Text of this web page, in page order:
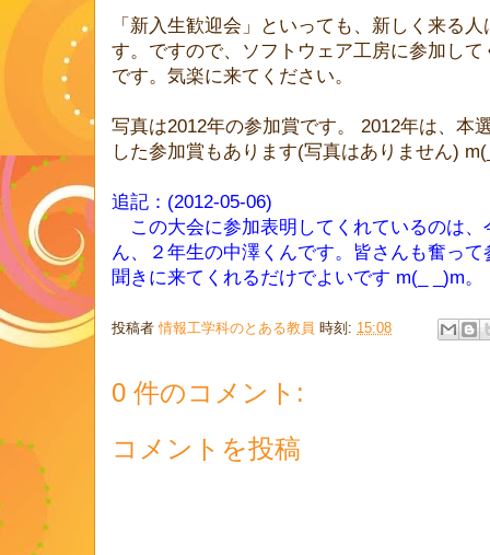
「新入生歓迎会」といっても、新しく来る
す。ですので、ソフトウェア工房に参加し
です。気楽に来てください。
写真は2012年の参加賞です。 2012年は、本
した参加賞もあります(写真はありません)
追記：(2012-05-06)
この大会に参加表明してくれているのは、
ん、２年生の中澤くんです。皆さんも奮っ
聞きに来てくれるだけでよいです m(_ _)m。
投稿者情報工学科のとある教員 時刻: 15:08
0 件のコメント:
コメントを投稿